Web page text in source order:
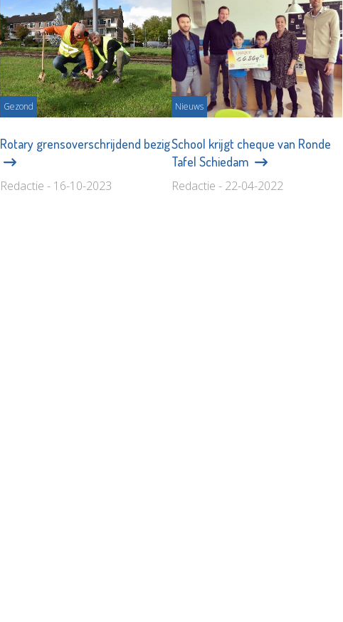
Gezond
Rotary grensoverschrijdend bezig
Redactie - 16-10-2023
Nieuws
School krijgt cheque van Ronde
Tafel Schiedam
Redactie - 22-04-2022